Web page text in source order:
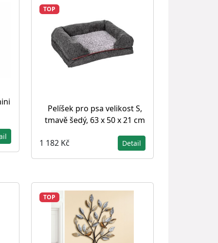
TOP
Pelíšek pro psa velikost S,
tmavě šedý, 63 x 50 x 21 cm
1 182 Kč Detail
TOP